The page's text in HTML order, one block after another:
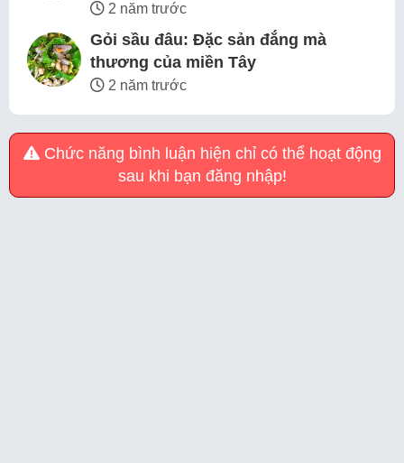
2 năm trước
Gỏi sầu đâu: Đặc sản đắng mà
thương của miền Tây
2 năm trước
Chức năng bình luận hiện chỉ có thể hoạt động
sau khi bạn đăng nhập!